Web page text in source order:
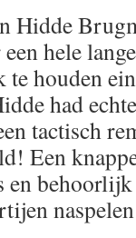
Hidde
hele
houden
had
tactisch
Een
en
naspelen